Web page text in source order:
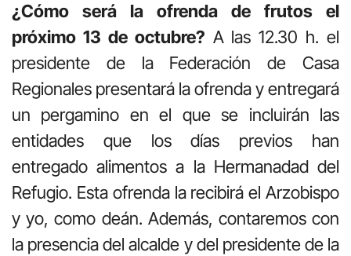
¿Cómo será la ofrenda de frutos el
próximo 13 de octubre? A las 12.30 h. el
presidente de la Federación de Casa
Regionales presentará la ofrenda y entregará
un pergamino en el que se incluirán las
entidades que los días previos han
entregado alimentos a la Hermanadad del
Refugio. Esta ofrenda la recibirá el Arzobispo
y yo, como deán. Además, contaremos con
la presencia del alcalde y del presidente de la